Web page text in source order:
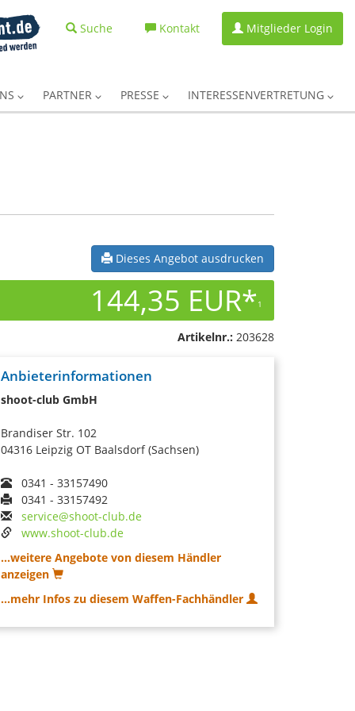
Suche Kontakt Mitglieder Login
PARTNER PRESSE INTERESSENVERTRETUNG
Dieses Angebot ausdrucken
144,35 EUR*1
Artikelnr.: 203628
Anbieterinformationen
shoot-club GmbH
Brandiser Str. 102
04316 Leipzig OT Baalsdorf (Sachsen)
0341 - 33157490
0341 - 33157492
service@shoot-club.de
www.shoot-club.de
...weitere Angebote von diesem Händler
anzeigen
...mehr Infos zu diesem Waffen-Fachhändler